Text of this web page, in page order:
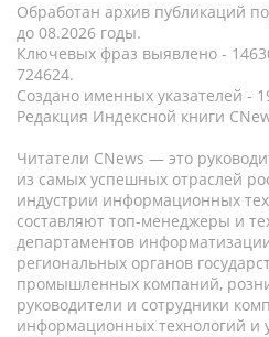
Обработан архив публикаций
до 08.2026 годы.
Ключевых фраз выявлено -
724624.
Создано именных указателей -
Редакция Индексной книги
Читатели CNews — это
из самых успешных отраслей
индустрии информационных
составляют топ-менеджеры и
департаментов
региональных органов
промышленных компаний,
руководители и сотрудники
информационных технологий и